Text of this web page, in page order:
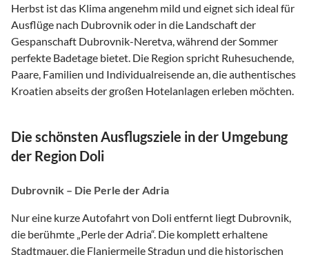
Herbst ist das Klima angenehm mild und eignet sich ideal für
Ausflüge nach Dubrovnik oder in die Landschaft der
Gespanschaft Dubrovnik-Neretva, während der Sommer
perfekte Badetage bietet. Die Region spricht Ruhesuchende,
Paare, Familien und Individualreisende an, die authentisches
Kroatien abseits der großen Hotelanlagen erleben möchten.
Die schönsten Ausflugsziele in der Umgebung
der Region Doli
Dubrovnik – Die Perle der Adria
Nur eine kurze Autofahrt von Doli entfernt liegt Dubrovnik,
die berühmte „Perle der Adria“. Die komplett erhaltene
Stadtmauer, die Flaniermeile Stradun und die historischen